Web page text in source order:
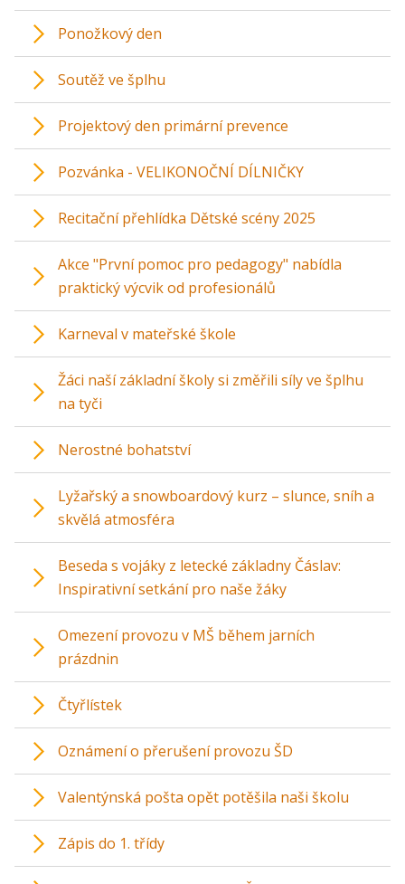
Ponožkový den
Soutěž ve šplhu
Projektový den primární prevence
Pozvánka - VELIKONOČNÍ DÍLNIČKY
Recitační přehlídka Dětské scény 2025
Akce "První pomoc pro pedagogy" nabídla
praktický výcvik od profesionálů
Karneval v mateřské škole
Žáci naší základní školy si změřili síly ve šplhu
na tyči
Nerostné bohatství
Lyžařský a snowboardový kurz – slunce, sníh a
skvělá atmosféra
Beseda s vojáky z letecké základny Čáslav:
Inspirativní setkání pro naše žáky
Omezení provozu v MŠ během jarních
prázdnin
Čtyřlístek
Oznámení o přerušení provozu ŠD
Valentýnská pošta opět potěšila naši školu
Zápis do 1. třídy